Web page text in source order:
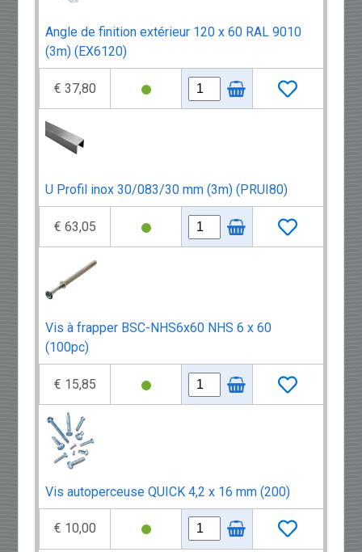
Angle de finition extérieur 120 x 60 RAL 9010
(3m) (EX6120)
€ 37,80
U Profil inox 30/083/30 mm (3m) (PRUI80)
€ 63,05
Vis à frapper BSC-NHS6x60 NHS 6 x 60
(100pc)
€ 15,85
Vis autoperceuse QUICK 4,2 x 16 mm (200)
€ 10,00